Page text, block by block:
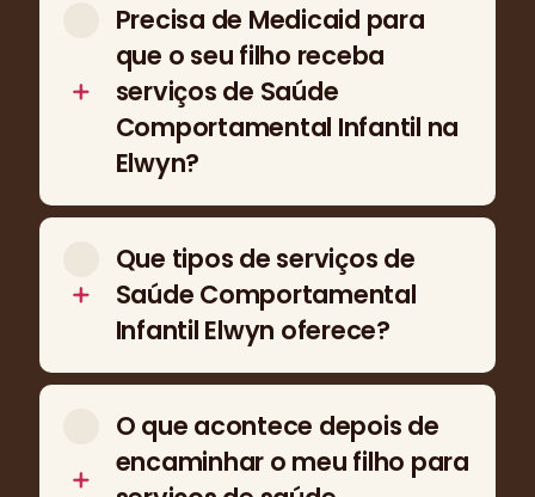
Precisa de Medicaid para
que o seu filho receba
serviços de Saúde
Comportamental Infantil na
Elwyn?
Sim. Para aceder aos serviços de Saúde
Comportamental Infantil (Children’s
Behavioral Health) da Elwyn, o seu filho tem
de estar inscrito no Medicaid gerido,
incluindo o Community Behavioral Health
(CBH) ou o Community Care Behavioral
não aceita CHIP para estes serviços. Se não
tiver a certeza da elegibilidade do seu filho,
Que tipos de serviços de
Saúde Comportamental
Infantil Elwyn oferece?
A Elwyn oferece uma gama de Serviços de
Saúde Comportamental Infantil
concebidos para apoiar crianças com
necessidades emocionais,
O que acontece depois de
encaminhar o meu filho para